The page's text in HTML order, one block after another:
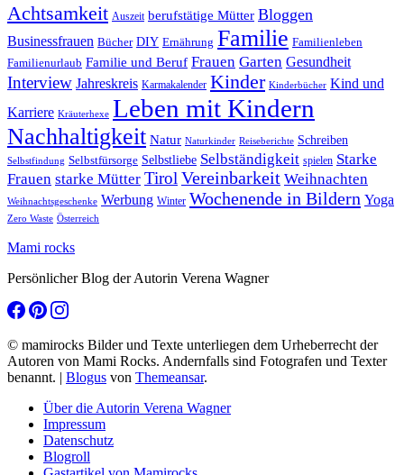
Achtsamkeit Auszeit berufstätige Mütter Bloggen
Businessfrauen Bücher DIY Ernährung Familie Familienleben
Familienurlaub Familie und Beruf Frauen Garten Gesundheit
Interview Jahreskreis Karmakalender Kinder Kinderbücher Kind und
Karriere Kräuterhexe Leben mit Kindern
Nachhaltigkeit Natur Naturkinder Reiseberichte Schreiben
Selbstfindung Selbstfürsorge Selbstliebe Selbständigkeit spielen Starke
Frauen starke Mütter Tirol Vereinbarkeit Weihnachten
Weihnachtsgeschenke Werbung Winter Wochenende in Bildern Yoga
Zero Waste Österreich
Mami rocks
Persönlicher Blog der Autorin Verena Wagner
© mamirocks Bilder und Texte unterliegen dem Urheberrecht der
Autoren von Mami Rocks. Andernfalls sind Fotografen und Texter
benannt. | Blogus von Themeansar.
Über die Autorin Verena Wagner
Impressum
Datenschutz
Blogroll